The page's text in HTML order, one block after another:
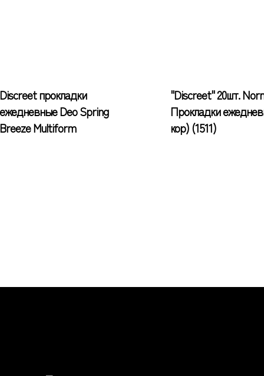
Discreet прокладки
ежедневные Deo Spring
Breeze Multiform
"Discreet" 20шт.
Прокладки
кор) (1511)